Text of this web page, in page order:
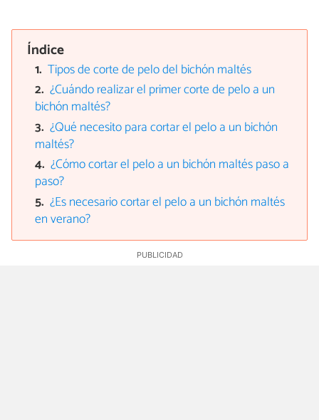
Índice
Tipos de corte de pelo del bichón maltés
¿Cuándo realizar el primer corte de pelo a un
bichón maltés?
¿Qué necesito para cortar el pelo a un bichón
maltés?
¿Cómo cortar el pelo a un bichón maltés paso a
paso?
¿Es necesario cortar el pelo a un bichón maltés
en verano?